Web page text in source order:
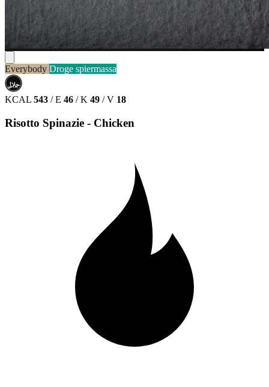
Everybody Droge spiermassa
حلال
HALAL
KCAL 543 / E 46 / K 49 / V 18
Risotto Spinazie - Chicken